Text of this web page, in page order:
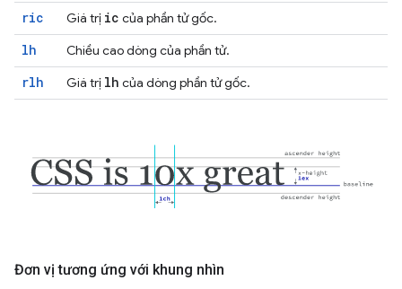
ric Giá trị ic của phần tử gốc.
lh Chiều cao dòng của phần tử.
rlh Giá trị lh của dòng phần tử gốc.
Đơn vị tương ứng với khung nhìn